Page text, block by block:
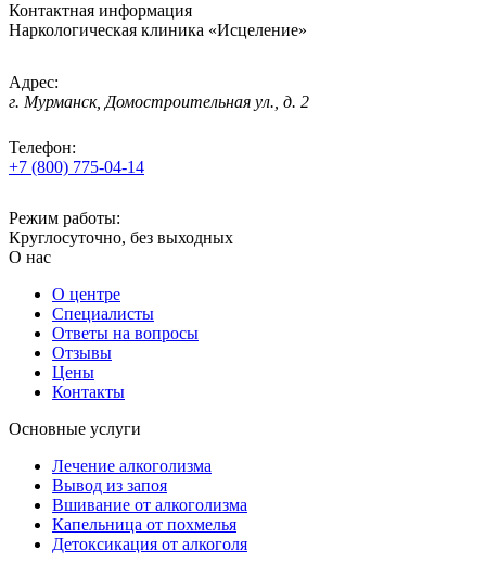
Контактная информация
Наркологическая клиника «Исцеление»
Адрес:
г. Мурманск, Домостроительная ул., д. 2
Телефон:
+7 (800) 775-04-14
Режим работы:
Круглосуточно, без выходных
О нас
О центре
Специалисты
Ответы на вопросы
Отзывы
Цены
Контакты
Основные услуги
Лечение алкоголизма
Вывод из запоя
Вшивание от алкоголизма
Капельница от похмелья
Детоксикация от алкоголя